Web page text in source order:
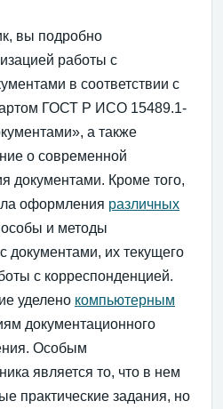
вы подробно
работы с
в соответствии с
ГОСТ Р ИСО 15489.1-
а также
о современной
документами. Кроме того,
оформления различных
и методы
документами, их текущего
с корреспонденцией.
уделено компьютерным
документационного
Особым
является то, что в нем
практические задания, но